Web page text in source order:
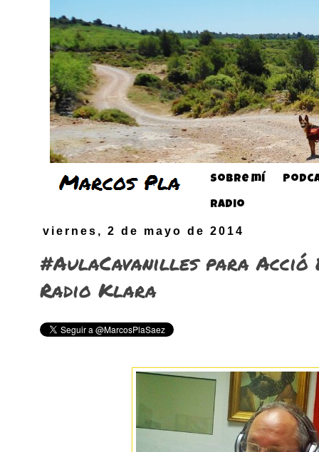
Sobre mí
Radio
viernes, 2 de mayo de 2014
#AulaCavanilles para
Radio Klara